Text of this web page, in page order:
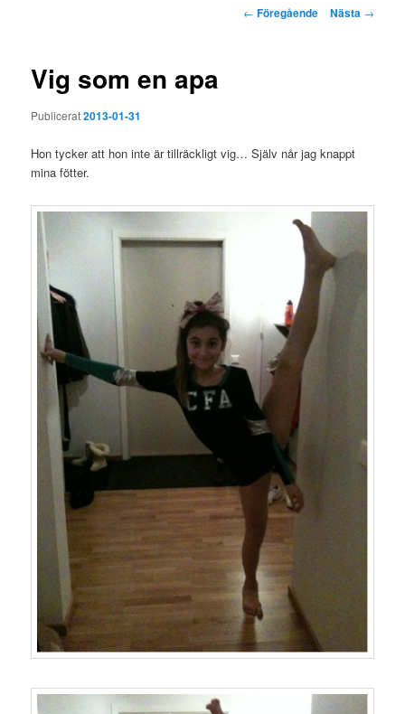
Inläggsnavigering
← Föregående Nästa →
Vig som en apa
Publicerat2013-01-31
Hon tycker att hon inte är tillräckligt vig… Själv når jag knappt
mina fötter.